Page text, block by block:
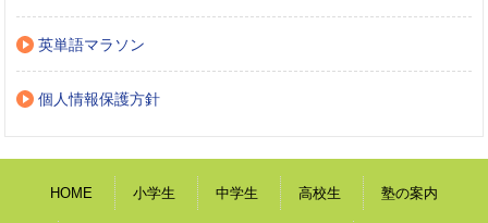
英単語マラソン
個人情報保護方針
HOME 小学生 中学生 高校生 塾の案内